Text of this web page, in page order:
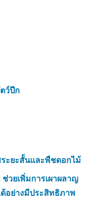
ว์ปีก
ะยะสั้นและพืชดอกไม้
วยเพิ่มการเผาผลาญ
อย่างมีประสิทธิภาพ